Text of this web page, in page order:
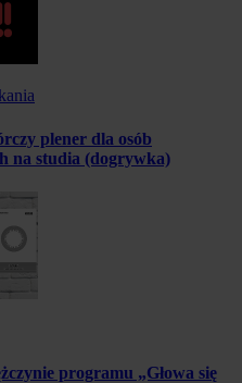
plener dla osób
na studia (dogrywka)
programu „Głowa się